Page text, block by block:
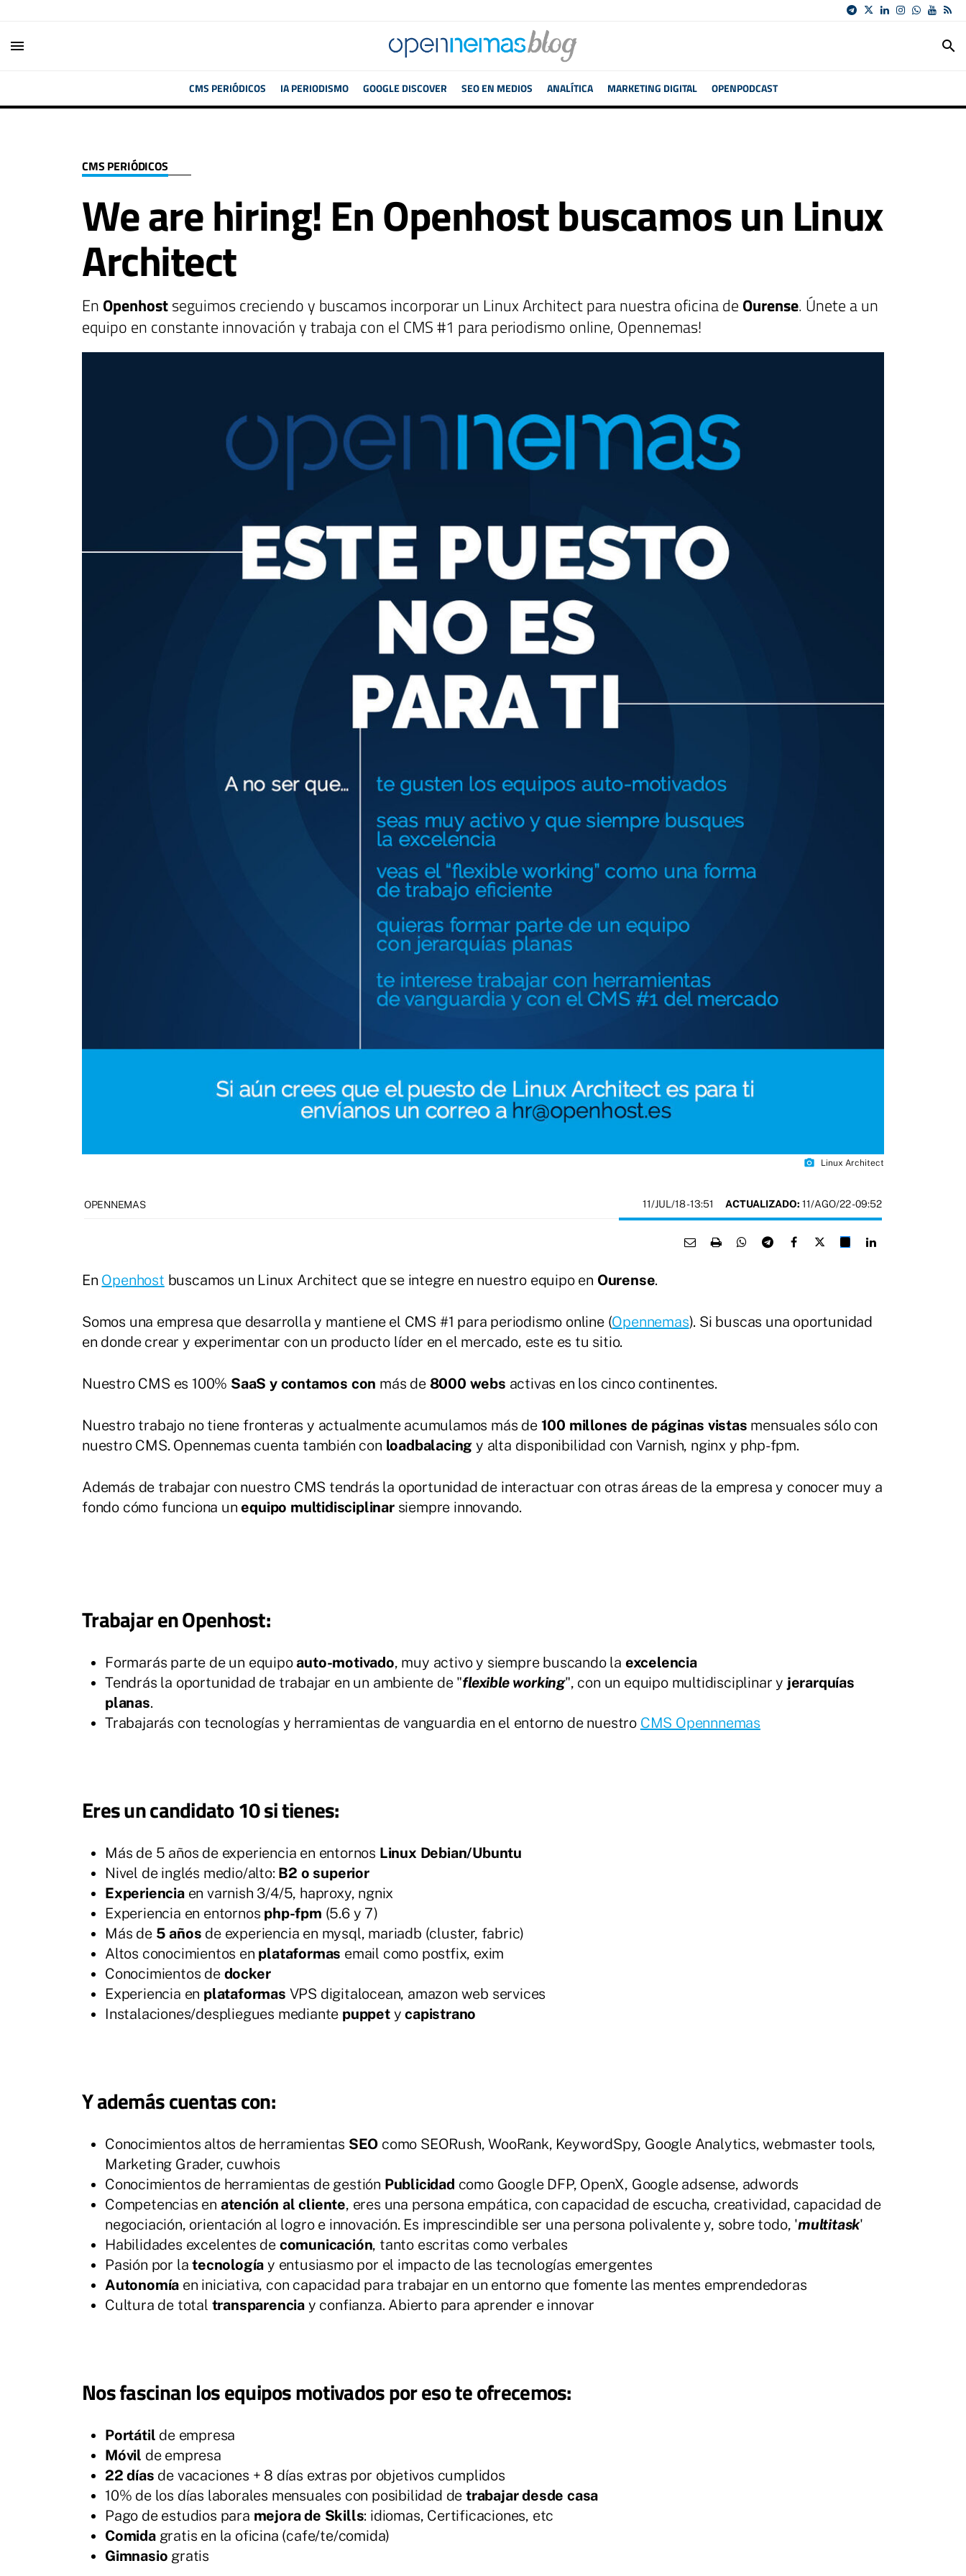
menu search
CMS PERIÓDICOS IA PERIODISMO GOOGLE DISCOVER SEO EN MEDIOS ANALÍTICA MARKETING DIGITAL OPENPODCAST
CMS PERIÓDICOS
We are hiring! En Openhost buscamos un Linux
Architect
En Openhostseguimos creciendo y buscamos incorporar un Linux Architect para nuestra oficina de Ourense. Únete a un
equipo en constante innovación y trabaja con el CMS #1 para periodismo online, Opennemas!
photo_camera Linux Architect
OPENNEMAS 11/JUL/18- 13:51 ACTUALIZADO: 11/AGO/22 - 09:52
En Openhost buscamos un Linux Architect que se integre en nuestro equipo en Ourense.
Somos una empresa que desarrolla y mantiene el CMS #1 para periodismo online (Opennemas). Si buscas una oportunidad
en donde crear y experimentar con un producto líder en el mercado, este es tu sitio.
Nuestro CMS es 100% SaaS y contamos con más de 8000 webs activas en los cinco continentes.
Nuestro trabajo no tiene fronteras y actualmente acumulamos más de 100 millones de páginas vistas mensuales sólo con
nuestro CMS. Opennemas cuenta también con loadbalacing y alta disponibilidad con Varnish, nginx y php-fpm.
Además de trabajar con nuestro CMS tendrás la oportunidad de interactuar con otras áreas de la empresa y conocer muy a
fondo cómo funciona unequipo multidisciplinarsiempre innovando.
Trabajar en Openhost:
Formarás parte de un equipoauto-motivado, muy activo y siempre buscando la excelencia
Tendrás la oportunidad de trabajar en un ambiente de "flexible working", con un equipo multidisciplinar y jerarquías
planas.
Trabajarás con tecnologías y herramientas de vanguardia en el entorno de nuestro CMS Opennnemas
Eres un candidato 10 si tienes:
Más de 5 años de experiencia en entornos Linux Debian/Ubuntu
Nivel de inglés medio/alto: B2 o superior
Experienciaen varnish 3/4/5, haproxy, ngnix
Experiencia en entornos php-fpm (5.6 y 7)
Más de 5 años de experiencia en mysql, mariadb (cluster, fabric)
Altos conocimientos en plataformas email como postfix, exim
Conocimientos de docker
Experiencia en plataformas VPS digitalocean, amazon web services
Instalaciones/despliegues mediante puppetycapistrano
Y además cuentas con:
Conocimientos altos de herramientas SEO como SEORush, WooRank, KeywordSpy, Google Analytics, webmaster tools,
Marketing Grader, cuwhois
Conocimientos de herramientas de gestión Publicidad como Google DFP, OpenX, Google adsense, adwords
Competencias en atención al cliente, eres una persona empática, con capacidad de escucha, creatividad, capacidad de
negociación, orientación al logro e innovación. Es imprescindible ser una persona polivalente y, sobre todo, 'multitask'
Habilidades excelentes de comunicación, tanto escritas como verbales
Pasión por latecnología y entusiasmo por el impacto de las tecnologías emergentes
Autonomía en iniciativa, con capacidad para trabajar en un entorno que fomente las mentes emprendedoras
Cultura de total transparencia y confianza. Abierto para aprender e innovar
Nos fascinan los equipos motivados por eso te ofrecemos:
Portátil de empresa
Móvil de empresa
22 días de vacaciones + 8 días extras por objetivos cumplidos
10% de los días laborales mensuales con posibilidad de trabajar desde casa
Pago de estudios para mejora de Skills: idiomas, Certificaciones, etc
Comidagratis en la oficina (cafe/te/comida)
Gimnasio gratis